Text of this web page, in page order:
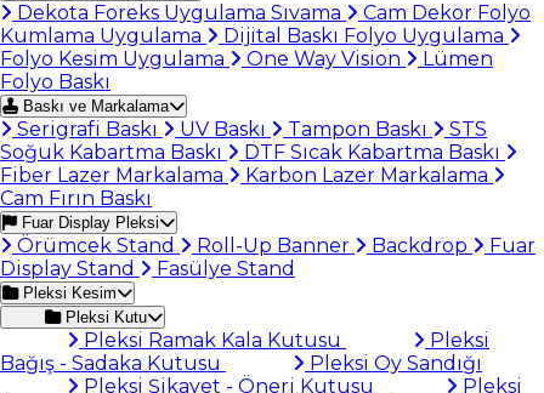
Dekota Foreks Uygulama Sıvama
Cam Dekor Folyo
Kumlama Uygulama
Dijital Baskı Folyo Uygulama
Folyo Kesim Uygulama
One Way Vision
Lümen
Folyo Baskı
Baskı ve Markalama
Serigrafi Baskı UV Baskı Tampon Baskı
STS
Soğuk Kabartma Baskı
DTF Sıcak Kabartma Baskı
Fiber Lazer Markalama
Karbon Lazer Markalama
Cam Fırın Baskı
Fuar Display Pleksi
Örümcek Stand Roll-Up Banner Backdrop
Fuar
Display Stand
Fasülye Stand
Pleksi Kesim
Pleksi Kutu
Pleksi Ramak Kala Kutusu
Pleksi
Bağış - Sadaka Kutusu
Pleksi Oy Sandığı
Pleksi Şikayet - Öneri Kutusu
Pleksi